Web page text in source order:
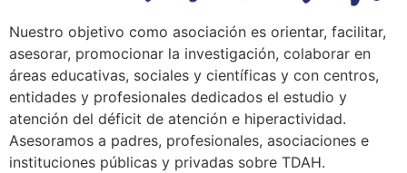
Nuestro objetivo como asociación es orientar, facilitar,
asesorar, promocionar la investigación, colaborar en
áreas educativas, sociales y científicas y con centros,
entidades y profesionales dedicados el estudio y
atención del déficit de atención e hiperactividad.
Asesoramos a padres, profesionales, asociaciones e
instituciones públicas y privadas sobre TDAH.